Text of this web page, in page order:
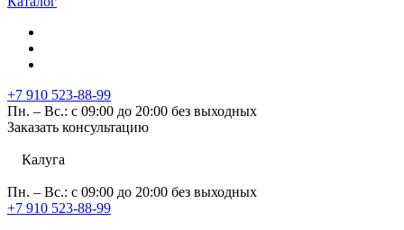
+7 910 523-88-99
Пн. – Вс.: с 09:00 до 20:00 без выходных
Заказать консультацию
Калуга
Пн. – Вс.: с 09:00 до 20:00 без выходных
+7 910 523-88-99